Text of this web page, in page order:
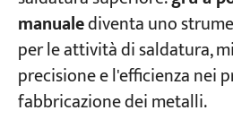
manualediventa uno
per le attività di saldatura,
precisione e l'efficienza nei
fabbricazione dei metalli.